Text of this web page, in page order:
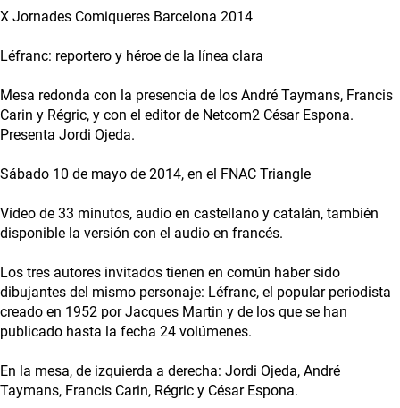
X Jornades Comiqueres Barcelona 2014
Léfranc: reportero y héroe de la línea clara
Mesa redonda con la presencia de los André Taymans, Francis
Carin y Régric, y con el editor de Netcom2 César Espona.
Presenta Jordi Ojeda.
Sábado 10 de mayo de 2014, en el FNAC Triangle
Vídeo de 33 minutos, audio en castellano y catalán, también
disponible la versión con el audio en francés.
Los tres autores invitados tienen en común haber sido
dibujantes del mismo personaje: Léfranc, el popular periodista
creado en 1952 por Jacques Martin y de los que se han
publicado hasta la fecha 24 volúmenes.
En la mesa, de izquierda a derecha: Jordi Ojeda, André
Taymans, Francis Carin, Régric y César Espona.